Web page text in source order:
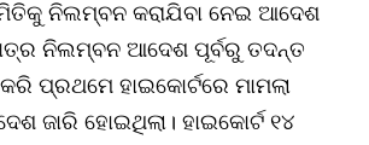
ନିଲମ୍ବନ କରାଯିବା ନେଇ ଆଦେଶ
ନିଲମ୍ବନ ଆଦେଶ ପୂର୍ବରୁ ତଦନ୍ତ
ପ୍ରଥମେ ହାଇକୋର୍ଟରେ ମାମଲା
ଜାରି ହୋଇଥିଲା। ହାଇକୋର୍ଟ ୧୪